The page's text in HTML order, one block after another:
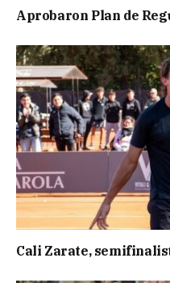
Aprobaron Plan de
Cali Zarate,